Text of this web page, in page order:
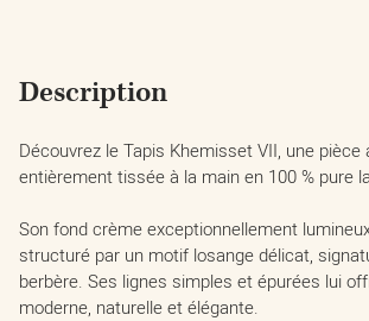
Description
Découvrez le Tapis Khemisset VII, une pièce
entièrement tissée à la main en 100 % pure
Son fond crème exceptionnellement
structuré par un motif losange délicat,
berbère. Ses lignes simples et épurées lui
moderne, naturelle et élégante.